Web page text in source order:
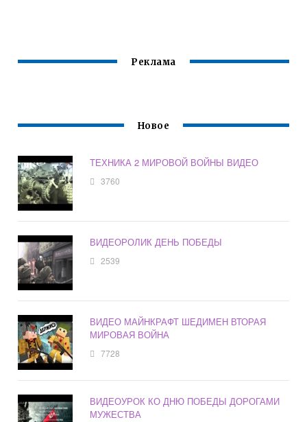
Реклама
Новое
ТЕХНИКА 2 МИРОВОЙ ВОЙНЫ ВИДЕО
3760
ВИДЕОРОЛИК ДЕНЬ ПОБЕДЫ
2539
ВИДЕО МАЙНКРАФТ ШЕДИМЕН ВТОРАЯ
МИРОВАЯ ВОЙНА
7728
ВИДЕОУРОК КО ДНЮ ПОБЕДЫ ДОРОГАМИ
МУЖЕСТВА